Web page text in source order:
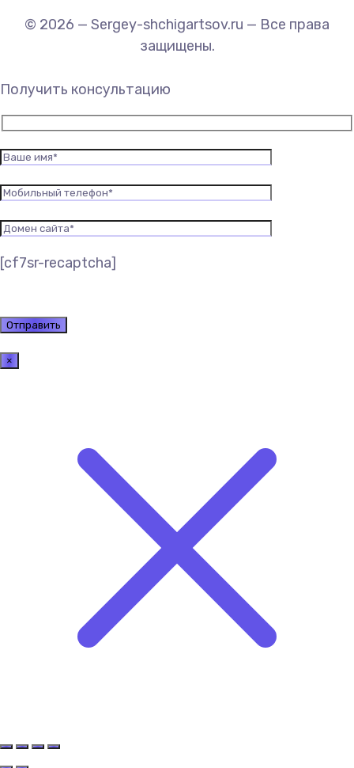
© 2026 — Sergey-shchigartsov.ru — Все права
защищены.
Получить консультацию
[cf7sr-recaptcha]
×